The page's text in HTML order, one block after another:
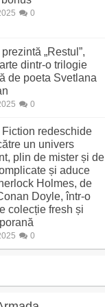
0
„Restul”,
dintr-o trilogie
de poeta Svetlana
0
Fiction redeschide
un univers
plin de mister și de
și aduce
Holmes, de
Doyle, într-o
colecție fresh și
0